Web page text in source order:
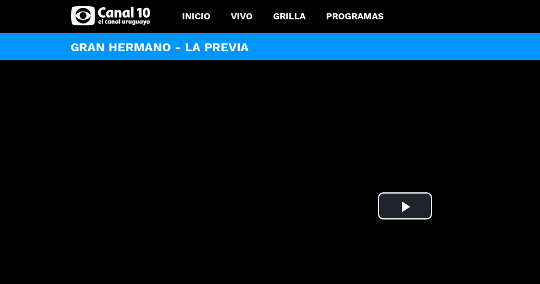
INICIO VIVO GRILLA PROGRAMAS
GRAN HERMANO - LA PREVIA
Play